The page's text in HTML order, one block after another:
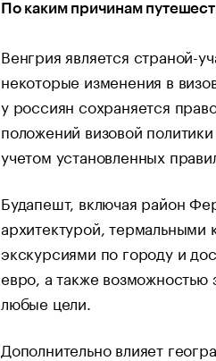
По каким причинам
Венгрия является страной-
некоторые изменения в
у россиян сохраняется
положений визовой
учетом установленных
Будапешт, включая район
архитектурой, термальными
экскурсиями по городу и
евро, а также возможностью
любые цели.
Дополнительно влияет